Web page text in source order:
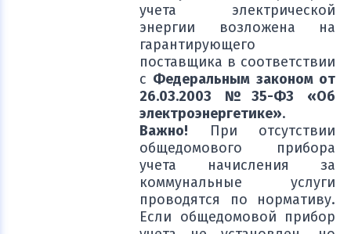
учета электрической
энергии возложена на
гарантирующего
поставщика в соответствии
с Федеральным законом от
26.03.2003 №35-ФЗ «Об
электроэнергетике».
Важно! При отсутствии
общедомового прибора
учета начисления за
коммунальные услуги
проводятся по нормативу.
Если общедомовой прибор